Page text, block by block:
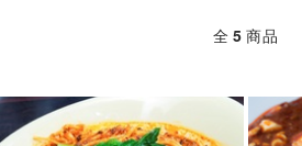
全 5 商品